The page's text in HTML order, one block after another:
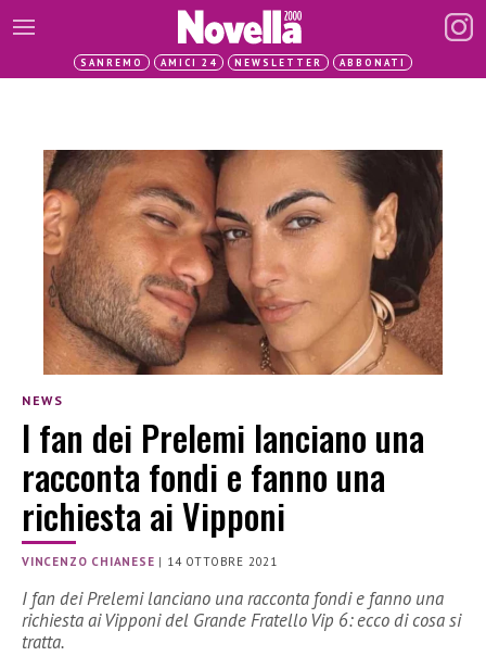
SANREMO AMICI 24 NEWSLETTER ABBONATI
NEWS
I fan dei Prelemi lanciano una
racconta fondi e fanno una
richiesta ai Vipponi
VINCENZO CHIANESE | 14 OTTOBRE 2021
I fan dei Prelemi lanciano una racconta fondi e fanno una
richiesta ai Vipponi del Grande Fratello Vip 6: ecco di cosa si
tratta.